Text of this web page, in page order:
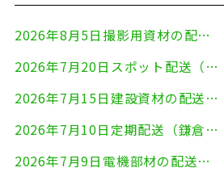
2026年8月5日撮影用資材の配送（鎌倉市⇒港区）
2026年7月20日スポット配送（横浜市金沢区⇒愛知県豊川市）
2026年7月15日建設資材の配送（横浜市金沢区⇒横須賀市）
2026年7月10日定期配送（鎌倉市⇔大田区）
2026年7月9日電機部材の配送（横浜市戸塚区⇒品川区）